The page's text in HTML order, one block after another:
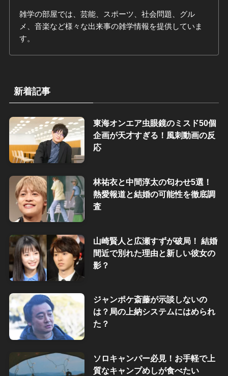
雑学の部屋では、芸能、スポーツ、社会問題、グル
メ、音楽など様々な出来事の雑学情報を提供していま
す。
新着記事
東海オンエア虫眼鏡のミスド50個
企画が天才すぎる！風刺動画の反
応
林祐衣と中間淳太の匂わせ5選！
熱愛報道と結婚の可能性を徹底調
査
山崎賢人と広瀬すずが破局！ 結婚
間近で別れた理由と新しい彼女の
影？
ジャンポケ斎藤が示談しないの
は？局の上納システムにはめられ
た？
ソロキャンパー必見！お手軽で上
質なキャンプめしが食べたい